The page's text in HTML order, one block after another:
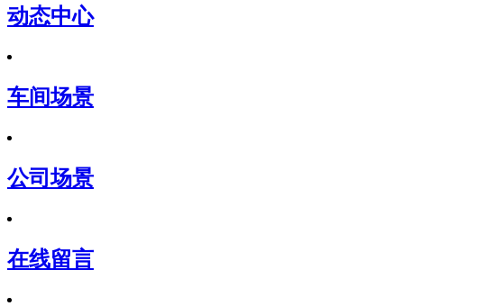
动态中心
车间场景
公司场景
在线留言